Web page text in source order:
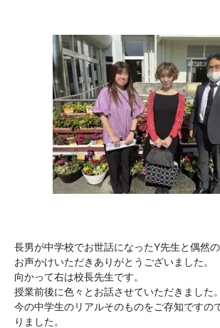
長男が中学校でお世話になったY先生と偶然の
お声かけいただきありがとうございました。
向かって右は校長先生です。
授業前後に色々とお話させていただきました。
今の中学生のリアルそのものをご存知ですの
りました。